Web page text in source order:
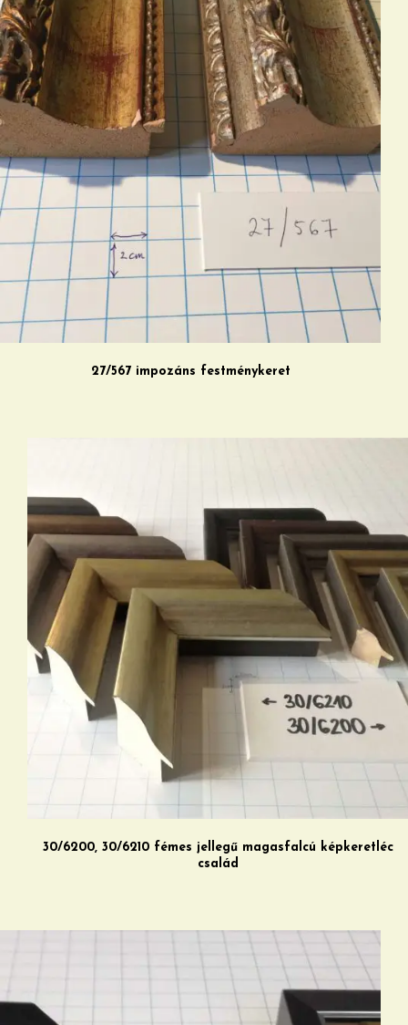
27/567 impozáns festménykeret
30/6200, 30/6210 fémes jellegű magasfalcú képkeretléc
család